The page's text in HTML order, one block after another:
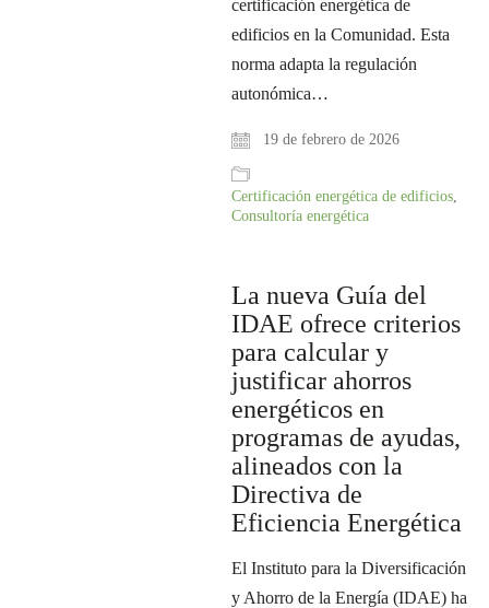
certificación energética de
edificios en la Comunidad. Esta
norma adapta la regulación
autonómica…
19 de febrero de 2026
Certificación energética de edificios,
Consultoría energética
La nueva Guía del
IDAE ofrece criterios
para calcular y
justificar ahorros
energéticos en
programas de ayudas,
alineados con la
Directiva de
Eficiencia Energética
El Instituto para la Diversificación
y Ahorro de la Energía (IDAE) ha